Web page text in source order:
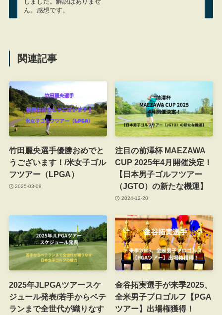
ん。感想です。
関連記事
竹田麗央選手優勝おめでと
うございます！/米女子ゴル
フツアー（LPGA）
2025-03-09
注目の前澤杯 MAEZAWA
CUP 2025年4月開催決定！
【日本男子ゴルフツアー
（JGTO）の新たな機運】
2024-12-20
2025年JLPGAツアースケ
ジュール発表/若手からベテ
ランまで全世代が織りなす
金谷拓実選手が来季2025、
全米男子プロゴルフ【PGA
ツアー】出場権獲得！